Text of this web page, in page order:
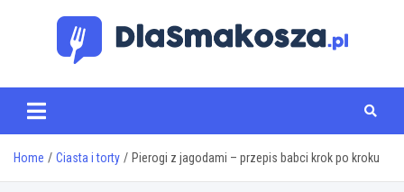
www.dlasmakosza.pl
Home Ciasta i torty Pierogi z jagodami – przepis babci krok po kroku